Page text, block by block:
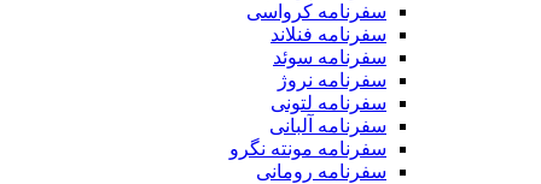
سفرنامه کرواسی
سفرنامه فنلاند
سفرنامه سوئد
سفرنامه نروژ
سفرنامه لتونی
سفرنامه آلبانی
سفرنامه مونته نگرو
سفرنامه رومانی